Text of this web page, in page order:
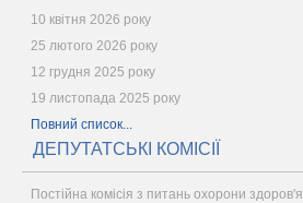
10 квітня 2026 року
25 лютого 2026 року
12 грудня 2025 року
19 листопада 2025 року
Повний список...
ДЕПУТАТСЬКІ КОМІСІЇ
Постійна комісія з питань охорони здоров'я